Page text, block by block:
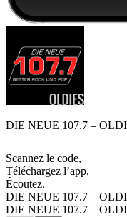
DIE NEUE 107.7 –
Scannez le code,
Téléchargez l’app,
Écoutez.
DIE NEUE 107.7 –
DIE NEUE 107.7 –